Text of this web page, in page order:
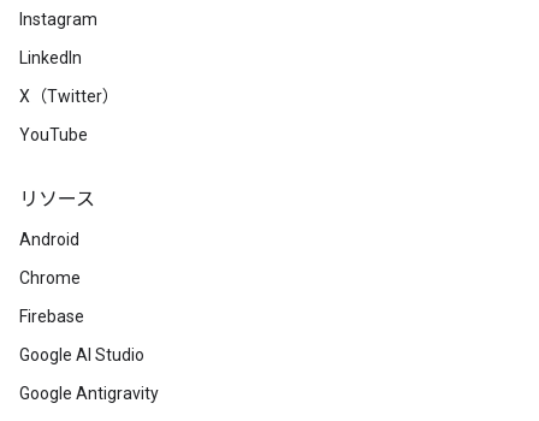
Instagram
LinkedIn
X（Twitter）
YouTube
リソース
Android
Chrome
Firebase
Google AI Studio
Google Antigravity